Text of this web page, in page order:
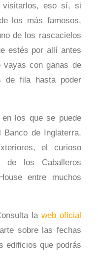
visitarlos, eso sí, si
los más famosos,
de los rascacielos
estés por allí antes
con ganas de
de fila hasta poder
los que se puede
de Inglaterra,
el curioso
de los Caballeros
entre muchos
la web oficial
sobre las fechas
edificios que podrás